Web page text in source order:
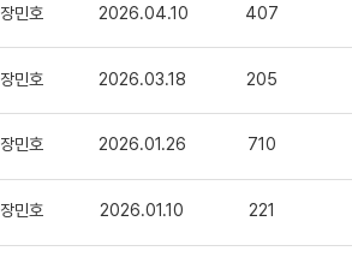
장민호 2026.04.10 407
장민호 2026.03.18 205
장민호 2026.01.26 710
장민호 2026.01.10 221